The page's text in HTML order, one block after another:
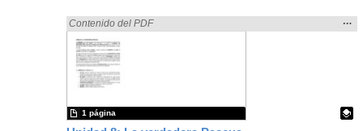
Encontrado «rezo» en:
Contenido del PDF
la
…
1 página